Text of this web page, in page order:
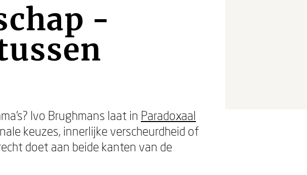
-
Ivo Brughmans laat in Paradoxaal
keuzes, innerlijke verscheurdheid of
doet aan beide kanten van de